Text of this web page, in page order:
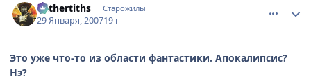
Mithertiths Старожилы
29 Января, 200719 г
Это уже что-то из области фантастики. Апокалипсис?
Нэ?